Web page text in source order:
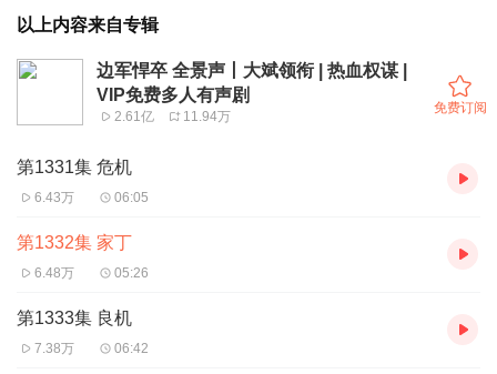
以上内容来自专辑
边军悍卒 全景声丨大斌领衔 | 热血权谋 |
VIP免费多人有声剧
2.61亿 11.94万
免费订阅
第1331集 危机
6.43万 06:05
第1332集 家丁
6.48万 05:26
第1333集 良机
7.38万 06:42